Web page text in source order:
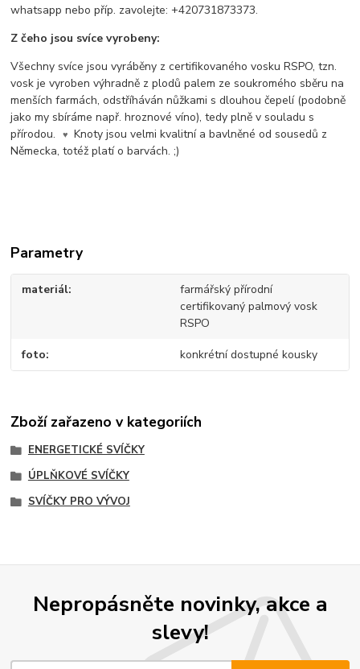
whatsapp nebo příp. zavolejte: +420731873373.
Z čeho jsou svíce vyrobeny:
Všechny svíce jsou vyráběny z certifikovaného vosku RSPO, tzn.
vosk je vyroben výhradně z plodů palem ze soukromého sběru na
menších farmách, odstříháván nůžkami s dlouhou čepelí (podobně
jako my sbíráme např. hroznové víno), tedy plně v souladu s
přírodou.
♥ Knoty jsou velmi kvalitní a bavlněné od sousedů z
Německa, totéž platí o barvách. ;)
Parametry
materiál
farmářský přírodní
certifikovaný palmový vosk
RSPO
foto konkrétní dostupné kousky
Zboží zařazeno v kategoriích
ENERGETICKÉ SVÍČKY
ÚPLŇKOVÉ SVÍČKY
SVÍČKY PRO VÝVOJ
Nepropásněte novinky, akce a
slevy!